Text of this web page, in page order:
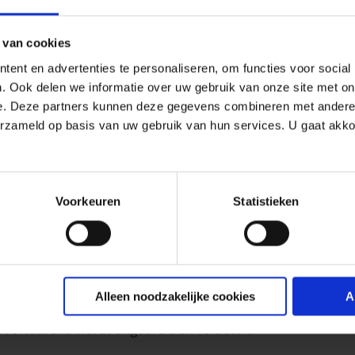
van cookies
en advertenties te personaliseren, om functies voor social
Ook delen we informatie over uw gebruik van onze site met
Deze partners kunnen deze gegevens combineren met
op basis van uw gebruik van hun services. U gaat
Voorkeuren Statistieken
Alleen noodzakelijke cookies
interfaces in boekhoudsystemen en naar
intelligence-tools gemeenten en
in de administratie voor alle betrokkenen met een
online check-in bespaart kostbare tijd. Digitale
en automatisch via het registratiesysteem aan de
Burgenland. Daar werd in 2022 de volledige digitale
en de bruikbaarheid op indrukwekkende wijze
voor het eerst in Oostenrijk een landelijke oplossing
Sinds mei zijn daar via het registratiesysteem 2,8
digitale registratie op de achtergrond al lang een
wordt uitgebreid en verbeterd.